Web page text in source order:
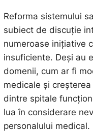
Reforma sistemului
subiect de discuție
numeroase inițiative
insuficiente. Deși au
domenii, cum ar fi
medicale și
dintre spitale
lua în considerare
personalului medical.